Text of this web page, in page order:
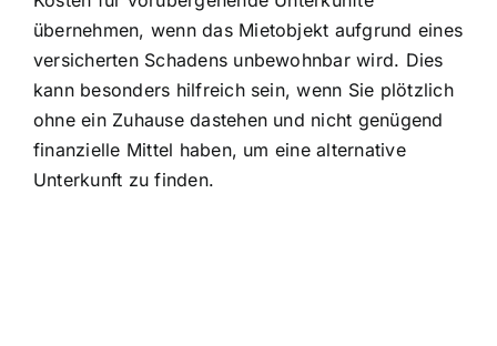
übernehmen, wenn das Mietobjekt aufgrund eines
versicherten Schadens unbewohnbar wird. Dies
kann besonders hilfreich sein, wenn Sie plötzlich
ohne ein Zuhause dastehen und nicht genügend
finanzielle Mittel haben, um eine alternative
Unterkunft zu finden.